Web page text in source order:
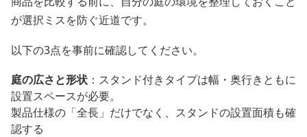
が選択ミスを防ぐ近道です。
以下の3点を事前に確認してください。
庭の広さと形状 ：スタンド付きタイプは幅・奥行きともに
設置スペースが必要。
製品仕様の「全長」だけでなく、スタンドの設置面積も確
認する